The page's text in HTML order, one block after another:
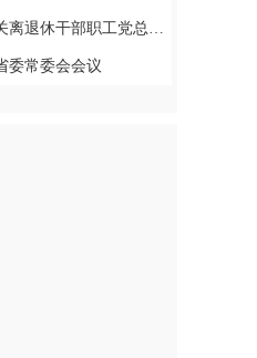
工党总支召开2025年度总结表彰大会
委常委会会议